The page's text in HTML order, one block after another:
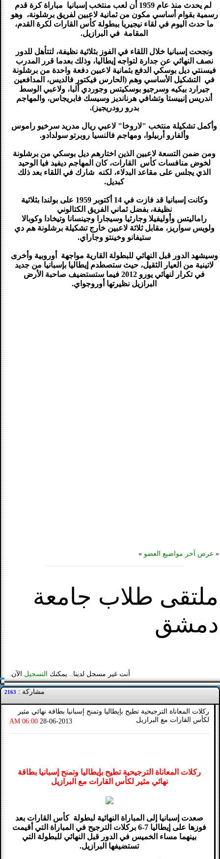
لم يحدث منذ عام 1959 أن لعب منتخب إسبانيا مباراة كرة قدم
رسمية بقوام أساسي مكون من ثمانية لاعبين لفريق برشلونة، وهو
ما حدث اليوم في لقاء نيجيريا ببطولة كأس القارات لكرة القدم،
المقامة في البرازيل.
ونجحت إسبانيا خلال اللقاء في الفوز بثلاثية نظيفة، لتتأهل للدور
نصف النهائي عن جدارة لتواجه إيطاليا، وذلك بعدما قرر المدرب
فيسنتي ديل بوسكي الدفع بثمانية لاعبين دفعة واحدة من برشلونة
في التشكيل الأساسي وهم (الحارس فيكتور فالديس، المدافعين
جيرارد بيكيه وسرجيو بوسكيتس وجوردي ألبا، ولاعبي الوسط
أندريس إنييستا وتشافي هرنانديز وسيسك فابريجاس، والمهاجم
بدرو رودريجيز).
وأكمل تشكيلة منتخب "لاروخا" لاعبي ريال مدريد سرخيو راموس
وألفارو أربيلوا، ومهاجم فالنسيا روبرتو سولدادو.
ومن ضمن التسعة لاعبين الذين اختارهم ديل بوسكي من برشلونة
لخوض منافسات كأس القارات، كان المهاجم ديفيد فيا الوحيد
الذي يجلس على مقاعد البدلاء، لكنه شارك في اللقاء بعد ذلك
كبديل.
وكانت إسبانيا قد فازت في 14 أكتوبر 1959 على بولندا بثلاثية
نظيفة، بفضل ثماني الفريق الكتالوني
راماليتس وأوليفيلا وجارثيا وسيجارا وجينسانا وتيخادا وكوبالا
ولويس سواريز، مقابل ثلاثة لاعبين خارج تشكيلة برشلونة هم دي
ستيفانو وخينتو وجاراي.
وسيشهد الدور قبل النهائي للبطولة القارية مواجهة أوروبية وأخرى
لاتينية من العيار الثقيل، حيث ستصطدم إيطاليا بإسبانيا من جديد
في تكرار لنهائي يورو 2012 فيما ستستضيف صاحبة الأرض
البرازيل نظيرتها أوروجواي.
« عرض آخر مواضيع العضو »
ملتقى طلاب جامعة
دمشق
أنت غير مسجل لدينا.. يمكنك التسجيل الآن.
مشاركة : 2163
ركلات المعاناة الترجيحية تطيح بإيطاليا وتمنح إسبانيا بطاقة نهائي مثير
لكأس القارات مع البرازيل
28-06-2013
06:00 AM
ركلات المعاناة الترجيحية تطيح بإيطاليا وتمنح إسبانيا بطاقة
نهائي مثير لكأس القارات مع البرازيل
صعدت إسبانيا إلى المباراة النهائية لبطولة كأس القارات بعد
فوزها على إيطاليا 7-6 بركلات الترجيح في المباراة التي أقيمت
بينهما مساء الخميس في الدور قبل النهائي للبطولة التي
تستضيفها البرازيل.